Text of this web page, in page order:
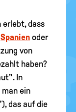
erlebt, dass
Spanien oder
von
haben?
In
ein
das auf die